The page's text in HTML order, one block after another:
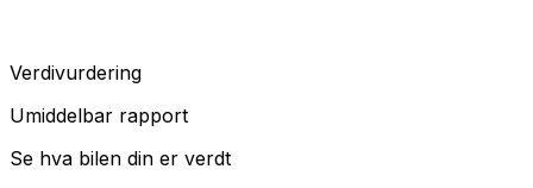
Verdivurdering
Umiddelbar rapport
Se hva bilen din er verdt